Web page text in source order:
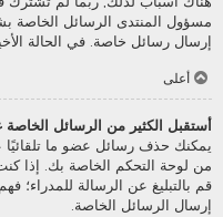
مسؤول المنتدى الرسائل
إرسال رسائل خاصة. في الحالة
أعلى
أستقبل الكثير من الرسائل
يمكنك حذف رسائل عضو ما
من لوحة التحكم الخاصة بك. إذا
قم بالتبليغ عن الرسالة للمدراء؛
إرسال الرسائل الخاصة.